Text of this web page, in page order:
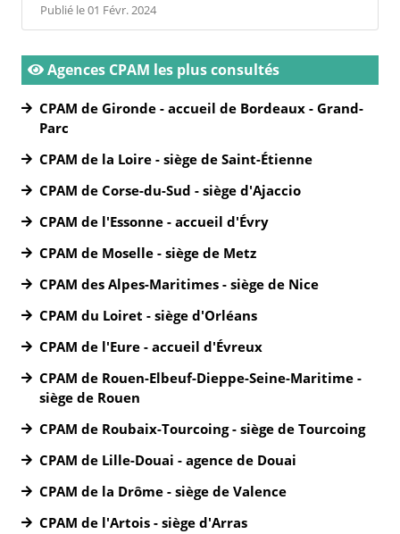
Publié le 01 Févr. 2024
Agences CPAM les plus consultés
CPAM de Gironde - accueil de Bordeaux - Grand-
Parc
CPAM de la Loire - siège de Saint-Étienne
CPAM de Corse-du-Sud - siège d'Ajaccio
CPAM de l'Essonne - accueil d'Évry
CPAM de Moselle - siège de Metz
CPAM des Alpes-Maritimes - siège de Nice
CPAM du Loiret - siège d'Orléans
CPAM de l'Eure - accueil d'Évreux
CPAM de Rouen-Elbeuf-Dieppe-Seine-Maritime -
siège de Rouen
CPAM de Roubaix-Tourcoing - siège de Tourcoing
CPAM de Lille-Douai - agence de Douai
CPAM de la Drôme - siège de Valence
CPAM de l'Artois - siège d'Arras